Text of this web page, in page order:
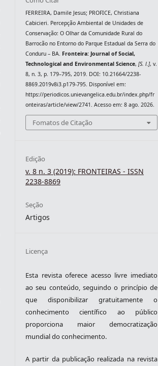
FERREIRA, Damile Jesus; PROFICE, Christiana
Cabicieri. Percepção Ambiental de Unidades de
Conservação: O Olhar da Comunidade Rural do
Barrocão no Entorno do Parque Estadual da Serra do
Conduru – BA. Fronteira: Journal of Social,
Technological and Environmental Science,[S. l.], v.
8, n. 3, p. 179–795, 2019. DOI: 10.21664/2238-
8869.2019v8i3.p179-795. Disponível em:
https://periodicos.unievangelica.edu.br/index.php/fr
onteiras/article/view/2741. Acesso em: 8 ago. 2026.
Fomatos de Citação
Edição
v. 8 n. 3 (2019): FRONTEIRAS - ISSN
2238-8869
Seção
Artigos
Licença
Esta revista oferece acesso livre imediato
ao seu conteúdo, seguindo o princípio de
que disponibilizar gratuitamente o
conhecimento científico ao público
proporciona maior democratização
mundial do conhecimento.
A partir da publicação realizada na revista